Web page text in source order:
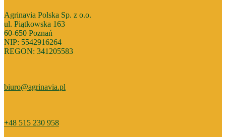
Agrinavia Polska Sp. z o.o.
ul. Piątkowska 163
60-650 Poznań
NIP: 5542916264
REGON: 341205583
biuro@agrinavia.pl
+48 515 230 958